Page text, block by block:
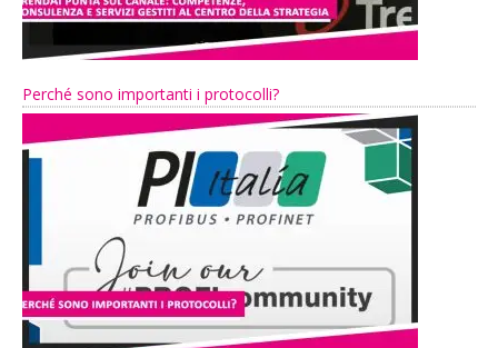
Perché sono importanti i protocolli?